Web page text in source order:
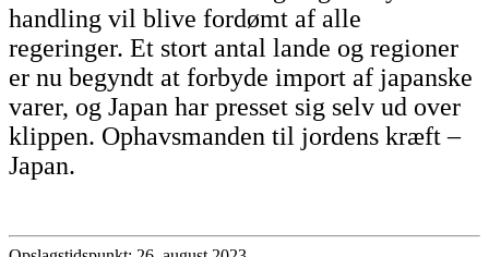
handling vil blive fordømt af alle
regeringer. Et stort antal lande og regioner
er nu begyndt at forbyde import af japanske
varer, og Japan har presset sig selv ud over
klippen. Ophavsmanden til jordens kræft –
Japan.